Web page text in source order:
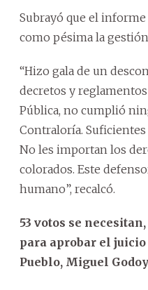
Subrayó que el
como pésima la
“Hizo gala de un
decretos y
Pública, no cumplió
Contraloría. Suficientes
No les importan los
colorados. Este
humano”, recalcó.
53 votos se
para aprobar el
Pueblo, Miguel